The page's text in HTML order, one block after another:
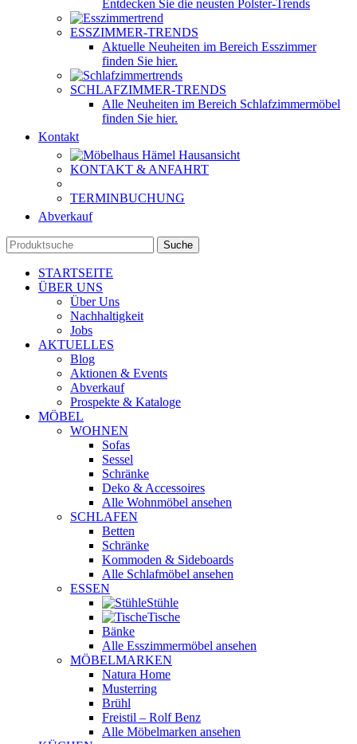
Entdecken Sie die neusten Polster-Trends
ESSZIMMER-TRENDS
Aktuelle Neuheiten im Bereich Esszimmer
finden Sie hier.
SCHLAFZIMMER-TRENDS
Alle Neuheiten im Bereich Schlafzimmermöbel
finden Sie hier.
Kontakt
KONTAKT & ANFAHRT
TERMINBUCHUNG
Abverkauf
Suche
STARTSEITE
ÜBER UNS
Über Uns
Nachhaltigkeit
Jobs
AKTUELLES
Blog
Aktionen & Events
Abverkauf
Prospekte & Kataloge
MÖBEL
WOHNEN
Sofas
Sessel
Schränke
Deko & Accessoires
Alle Wohnmöbel ansehen
SCHLAFEN
Betten
Schränke
Kommoden & Sideboards
Alle Schlafmöbel ansehen
ESSEN
Stühle
Tische
Bänke
Alle Esszimmermöbel ansehen
MÖBELMARKEN
Natura Home
Musterring
Brühl
Freistil – Rolf Benz
Alle Möbelmarken ansehen